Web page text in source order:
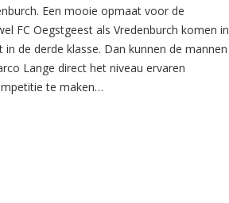
Een mooie opmaat voor de
FC Oegstgeest als Vredenburch komen in
de derde klasse. Dan kunnen de mannen
Lange direct het niveau ervaren
te maken…